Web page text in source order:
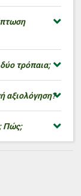
τρόπαια;
αξιολόγηση?
Πώς;